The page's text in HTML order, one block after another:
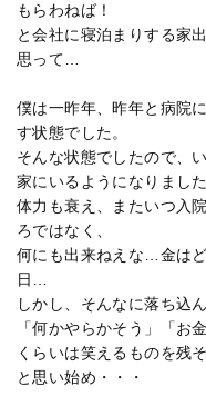
もらわねば！
と会社に寝泊まりする家
思って…
僕は一昨年、昨年と病院
す状態でした。
そんな状態でしたので、
家にいるようになりました
体力も衰え、またいつ入
ろではなく、
何にも出来ねえな…金は
日…
しかし、そんなに落ち込
「何かやらかそう」「お
くらいは笑えるものを残そ
と思い始め・・・